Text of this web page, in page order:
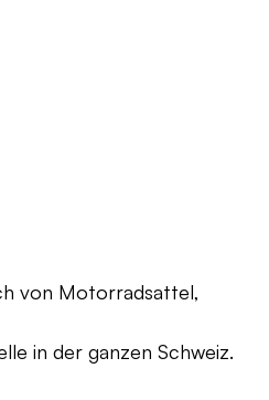
von Motorradsattel,
in der ganzen Schweiz.